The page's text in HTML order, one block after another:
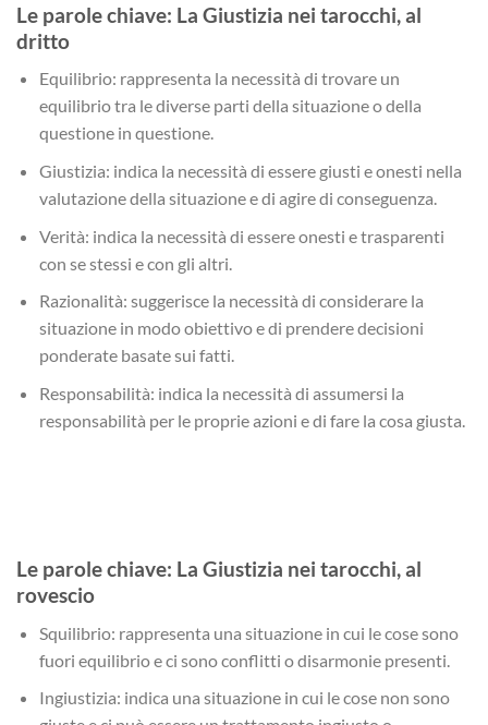
Le parole chiave: La Giustizia nei tarocchi, al
dritto
Equilibrio: rappresenta la necessità di trovare un
equilibrio tra le diverse parti della situazione o della
questione in questione.
Giustizia: indica la necessità di essere giusti e onesti nella
valutazione della situazione e di agire di conseguenza.
Verità: indica la necessità di essere onesti e trasparenti
con se stessi e con gli altri.
Razionalità: suggerisce la necessità di considerare la
situazione in modo obiettivo e di prendere decisioni
ponderate basate sui fatti.
Responsabilità: indica la necessità di assumersi la
responsabilità per le proprie azioni e di fare la cosa giusta.
Le parole chiave: La Giustizia nei tarocchi, al
rovescio
Squilibrio: rappresenta una situazione in cui le cose sono
fuori equilibrio e ci sono conflitti o disarmonie presenti.
Ingiustizia: indica una situazione in cui le cose non sono